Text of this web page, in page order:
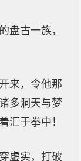
盘古一族，
来，令他那
多洞天与梦
汇于拳中！
虚实，打破